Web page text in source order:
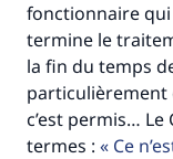
fonctionnaire qui
termine le
la fin du temps
particulièrement
c’est permis…
termes :
Ce
La
Desde la Q